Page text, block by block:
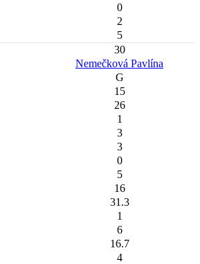
0
2
5
30
Nemečková Pavlína
G
15
26
1
3
3
0
5
16
31.3
1
6
16.7
4